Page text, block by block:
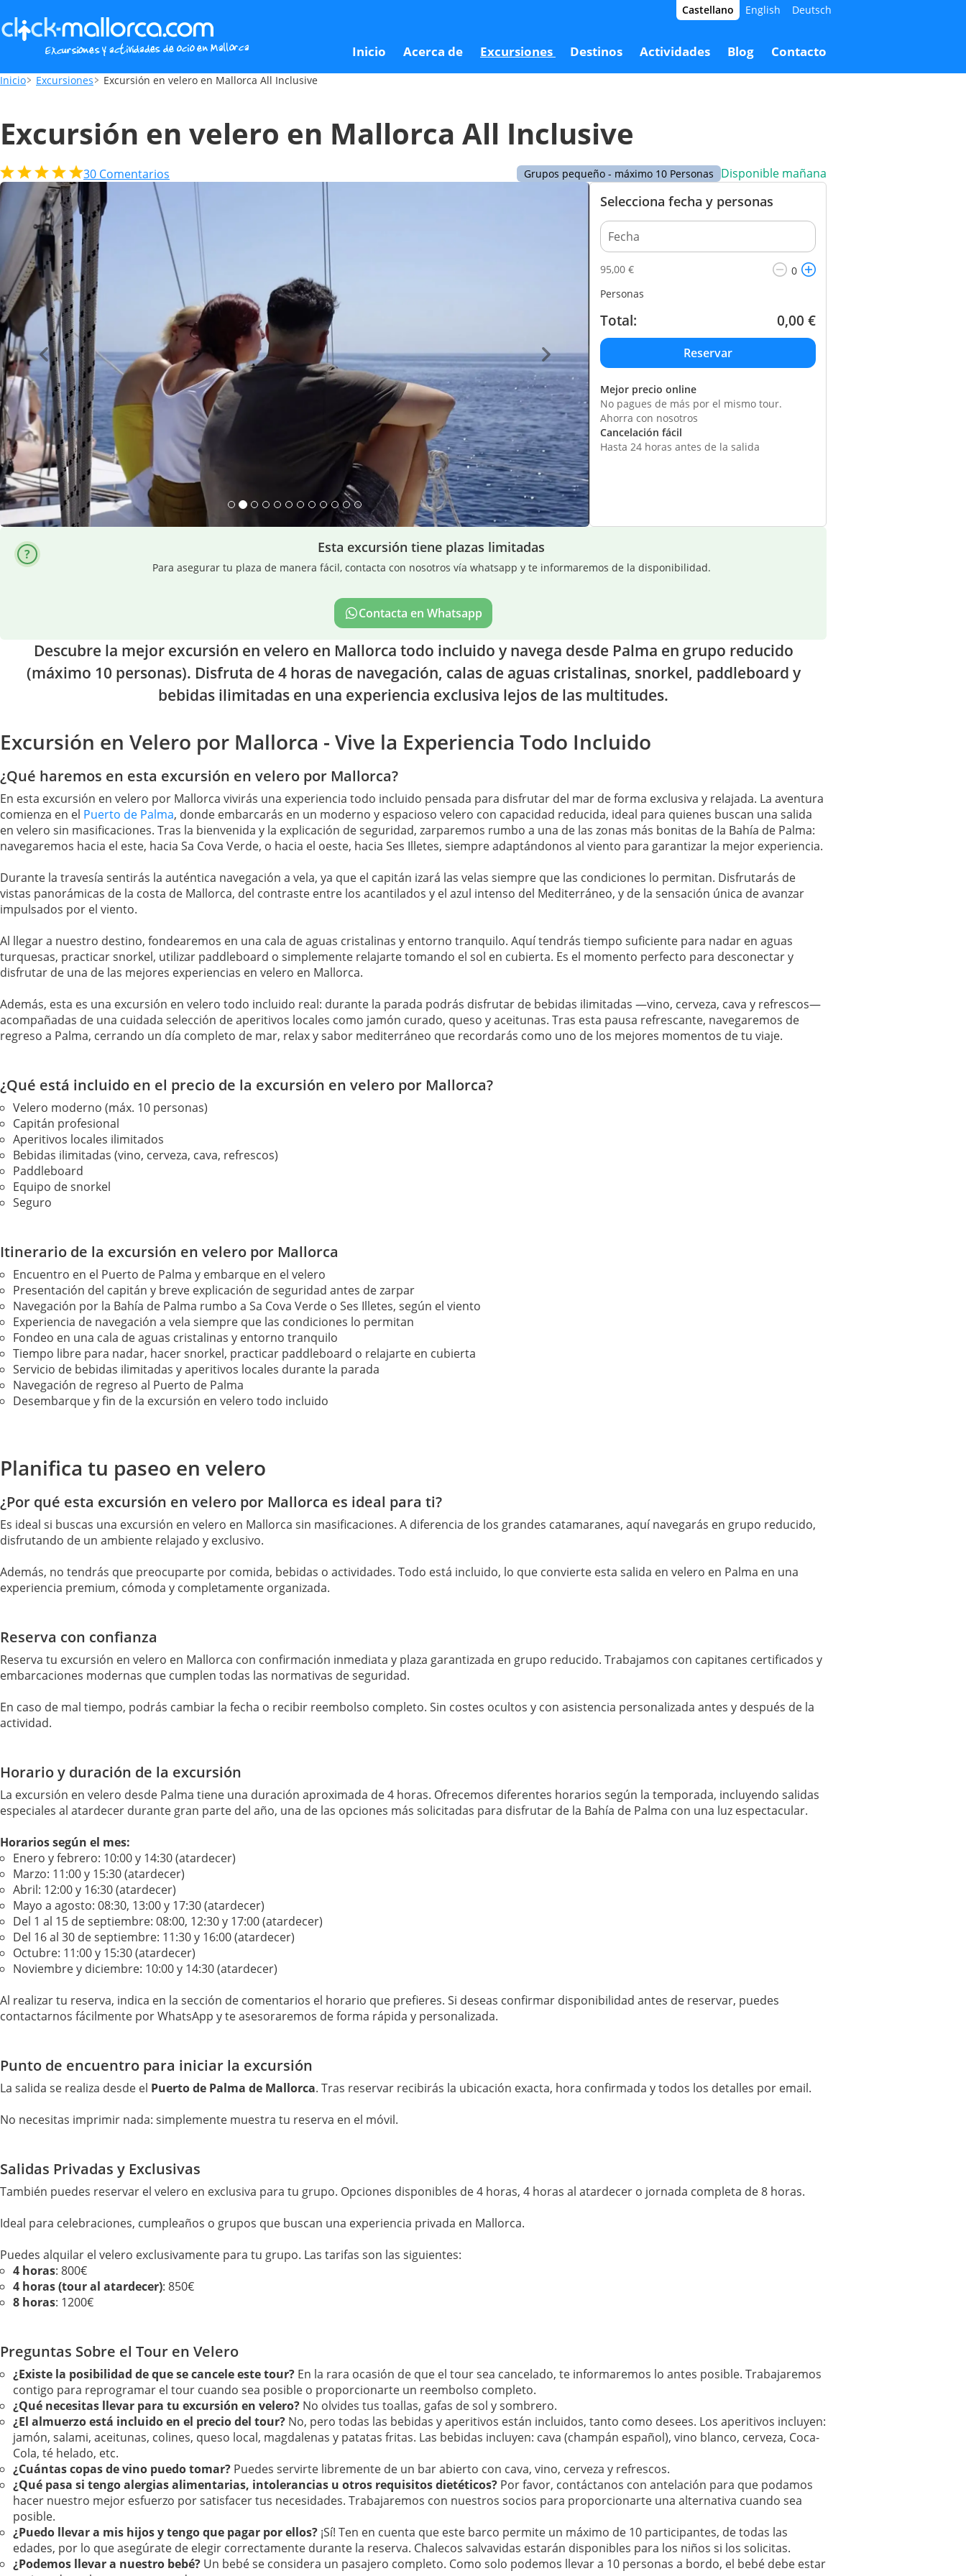
Inicio Acerca de Excursiones Destinos Actividades Blog Contacto
Castellano English Deutsch
Excursión en velero en Mallorca All Inclusive 95,00 € 95,00 € Reservar
Inicio Excursiones Excursión en velero en Mallorca All Inclusive
Excursión en velero en Mallorca All Inclusive
30 Comentarios Grupos pequeño - máximo 10 Personas Disponible mañana
Selecciona fecha y personas
95,00 €
Personas
Total: 0,00 €
Mejor precio online
No pagues de más por el mismo tour.
Ahorra con nosotros
Cancelación fácil
Hasta 24 horas antes de la salida
Esta excursión tiene plazas limitadas
Para asegurar tu plaza de manera fácil, contacta con nosotros vía whatsapp y te informaremos de la disponibilidad.
Contacta en Whatsapp
Descubre la mejor excursión en velero en Mallorca todo incluido y navega desde Palma en grupo reducido
(máximo 10 personas). Disfruta de 4 horas de navegación, calas de aguas cristalinas, snorkel, paddleboard y
bebidas ilimitadas en una experiencia exclusiva lejos de las multitudes.
Excursión en Velero por Mallorca - Vive la Experiencia Todo Incluido
¿Qué haremos en esta excursión en velero por Mallorca?
En esta excursión en velero por Mallorca vivirás una experiencia todo incluido pensada para disfrutar del mar de forma exclusiva y relajada. La aventura
comienza en el Puerto de Palma, donde embarcarás en un moderno y espacioso velero con capacidad reducida, ideal para quienes buscan una salida
en velero sin masificaciones. Tras la bienvenida y la explicación de seguridad, zarparemos rumbo a una de las zonas más bonitas de la Bahía de Palma:
navegaremos hacia el este, hacia Sa Cova Verde, o hacia el oeste, hacia Ses Illetes, siempre adaptándonos al viento para garantizar la mejor experiencia.
Durante la travesía sentirás la auténtica navegación a vela, ya que el capitán izará las velas siempre que las condiciones lo permitan. Disfrutarás de
vistas panorámicas de la costa de Mallorca, del contraste entre los acantilados y el azul intenso del Mediterráneo, y de la sensación única de avanzar
impulsados por el viento.
Al llegar a nuestro destino, fondearemos en una cala de aguas cristalinas y entorno tranquilo. Aquí tendrás tiempo suficiente para nadar en aguas
turquesas, practicar snorkel, utilizar paddleboard o simplemente relajarte tomando el sol en cubierta. Es el momento perfecto para desconectar y
disfrutar de una de las mejores experiencias en velero en Mallorca.
Además, esta es una excursión en velero todo incluido real: durante la parada podrás disfrutar de bebidas ilimitadas —vino, cerveza, cava y refrescos—
acompañadas de una cuidada selección de aperitivos locales como jamón curado, queso y aceitunas. Tras esta pausa refrescante, navegaremos de
regreso a Palma, cerrando un día completo de mar, relax y sabor mediterráneo que recordarás como uno de los mejores momentos de tu viaje.
¿Qué está incluido en el precio de la excursión en velero por Mallorca?
Velero moderno (máx. 10 personas)
Capitán profesional
Aperitivos locales ilimitados
Bebidas ilimitadas (vino, cerveza, cava, refrescos)
Paddleboard
Equipo de snorkel
Seguro
Itinerario de la excursión en velero por Mallorca
Encuentro en el Puerto de Palma y embarque en el velero
Presentación del capitán y breve explicación de seguridad antes de zarpar
Navegación por la Bahía de Palma rumbo a Sa Cova Verde o Ses Illetes, según el viento
Experiencia de navegación a vela siempre que las condiciones lo permitan
Fondeo en una cala de aguas cristalinas y entorno tranquilo
Tiempo libre para nadar, hacer snorkel, practicar paddleboard o relajarte en cubierta
Servicio de bebidas ilimitadas y aperitivos locales durante la parada
Navegación de regreso al Puerto de Palma
Desembarque y fin de la excursión en velero todo incluido
Planifica tu paseo en velero
¿Por qué esta excursión en velero por Mallorca es ideal para ti?
Es ideal si buscas una excursión en velero en Mallorca sin masificaciones. A diferencia de los grandes catamaranes, aquí navegarás en grupo reducido,
disfrutando de un ambiente relajado y exclusivo.
Además, no tendrás que preocuparte por comida, bebidas o actividades. Todo está incluido, lo que convierte esta salida en velero en Palma en una
experiencia premium, cómoda y completamente organizada.
Reserva con confianza
Reserva tu excursión en velero en Mallorca con confirmación inmediata y plaza garantizada en grupo reducido. Trabajamos con capitanes certificados y
embarcaciones modernas que cumplen todas las normativas de seguridad.
En caso de mal tiempo, podrás cambiar la fecha o recibir reembolso completo. Sin costes ocultos y con asistencia personalizada antes y después de la
actividad.
Horario y duración de la excursión
La excursión en velero desde Palma tiene una duración aproximada de 4 horas. Ofrecemos diferentes horarios según la temporada, incluyendo salidas
especiales al atardecer durante gran parte del año, una de las opciones más solicitadas para disfrutar de la Bahía de Palma con una luz espectacular.
Horarios según el mes:
Enero y febrero: 10:00 y 14:30 (atardecer)
Marzo: 11:00 y 15:30 (atardecer)
Abril: 12:00 y 16:30 (atardecer)
Mayo a agosto: 08:30, 13:00 y 17:30 (atardecer)
Del 1 al 15 de septiembre: 08:00, 12:30 y 17:00 (atardecer)
Del 16 al 30 de septiembre: 11:30 y 16:00 (atardecer)
Octubre: 11:00 y 15:30 (atardecer)
Noviembre y diciembre: 10:00 y 14:30 (atardecer)
Al realizar tu reserva, indica en la sección de comentarios el horario que prefieres. Si deseas confirmar disponibilidad antes de reservar, puedes
contactarnos fácilmente por WhatsApp y te asesoraremos de forma rápida y personalizada.
Punto de encuentro para iniciar la excursión
La salida se realiza desde el Puerto de Palma de Mallorca. Tras reservar recibirás la ubicación exacta, hora confirmada y todos los detalles por email.
No necesitas imprimir nada: simplemente muestra tu reserva en el móvil.
Salidas Privadas y Exclusivas
También puedes reservar el velero en exclusiva para tu grupo. Opciones disponibles de 4 horas, 4 horas al atardecer o jornada completa de 8 horas.
Ideal para celebraciones, cumpleaños o grupos que buscan una experiencia privada en Mallorca.
Puedes alquilar el velero exclusivamente para tu grupo. Las tarifas son las siguientes:
4 horas: 800€
4 horas (tour al atardecer): 850€
8 horas: 1200€
Preguntas Sobre el Tour en Velero
¿Existe la posibilidad de que se cancele este tour? En la rara ocasión de que el tour sea cancelado, te informaremos lo antes posible. Trabajaremos
contigo para reprogramar el tour cuando sea posible o proporcionarte un reembolso completo.
¿Qué necesitas llevar para tu excursión en velero? No olvides tus toallas, gafas de sol y sombrero.
¿El almuerzo está incluido en el precio del tour? No, pero todas las bebidas y aperitivos están incluidos, tanto como desees. Los aperitivos incluyen:
jamón, salami, aceitunas, colines, queso local, magdalenas y patatas fritas. Las bebidas incluyen: cava (champán español), vino blanco, cerveza, Coca-
Cola, té helado, etc.
¿Cuántas copas de vino puedo tomar? Puedes servirte libremente de un bar abierto con cava, vino, cerveza y refrescos.
¿Qué pasa si tengo alergias alimentarias, intolerancias u otros requisitos dietéticos? Por favor, contáctanos con antelación para que podamos
hacer nuestro mejor esfuerzo por satisfacer tus necesidades. Trabajaremos con nuestros socios para proporcionarte una alternativa cuando sea
posible.
¿Puedo llevar a mis hijos y tengo que pagar por ellos? ¡Sí! Ten en cuenta que este barco permite un máximo de 10 participantes, de todas las
edades, por lo que asegúrate de elegir correctamente durante la reserva. Chalecos salvavidas estarán disponibles para los niños si los solicitas.
¿Podemos llevar a nuestro bebé? Un bebé se considera un pasajero completo. Como solo podemos llevar a 10 personas a bordo, el bebé debe estar